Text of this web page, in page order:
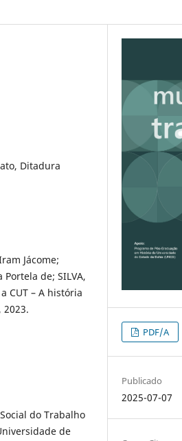
Ditadura
Jácome;
Portela de; SILVA,
CUT – A história
2023.
do Trabalho
de
PDF/A
Publicado
2025-07-07